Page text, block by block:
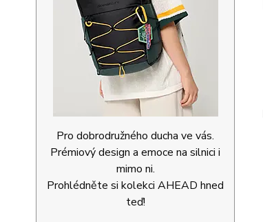
Pro dobrodružného ducha ve vás.
Prémiový design a emoce na silnici i
mimo ni.
Prohlédněte si kolekci AHEAD hned
teď!